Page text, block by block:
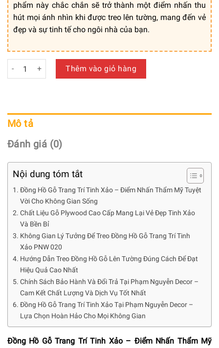
phẩm này chắc chắn sẽ trở thành một điểm nhấn thu
hút mọi ánh nhìn khi được treo lên tường, mang đến vẻ
đẹp và sự tinh tế cho ngôi nhà của bạn.
Đồng Hồ Gỗ Trang Trí Tinh Xảo - Mã: PNW 020 số lượng
Thêm vào giỏ hàng
Mô tả
Đánh giá (0)
Nội dung tóm tắt
Đồng Hồ Gỗ Trang Trí Tinh Xảo – Điểm Nhấn Thẩm Mỹ Tuyệt
Vời Cho Không Gian Sống
Chất Liệu Gỗ Plywood Cao Cấp Mang Lại Vẻ Đẹp Tinh Xảo
Và Bền Bỉ
Không Gian Lý Tưởng Để Treo Đồng Hồ Gỗ Trang Trí Tinh
Xảo PNW 020
Hướng Dẫn Treo Đồng Hồ Gỗ Lên Tường Đúng Cách Để Đạt
Hiệu Quả Cao Nhất
Chính Sách Bảo Hành Và Đổi Trả Tại Phạm Nguyễn Decor –
Cam Kết Chất Lượng Và Dịch Vụ Tốt Nhất
Đồng Hồ Gỗ Trang Trí Tinh Xảo Tại Phạm Nguyễn Decor –
Lựa Chọn Hoàn Hảo Cho Mọi Không Gian
Đồng Hồ Gỗ Trang Trí Tinh Xảo – Điểm Nhấn Thẩm Mỹ